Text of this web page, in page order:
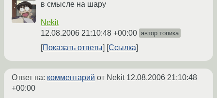
в смысле на шару
Nekit
12.08.2006 21:10:48 +00:00 автор топика
Показать ответы Ссылка
Ответ на: комментарий от Nekit 12.08.2006 21:10:48
+00:00